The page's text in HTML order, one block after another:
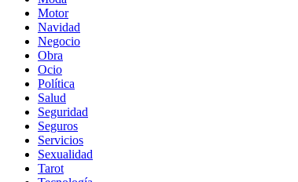
Motor
Navidad
Negocio
Obra
Ocio
Política
Salud
Seguridad
Seguros
Servicios
Sexualidad
Tarot